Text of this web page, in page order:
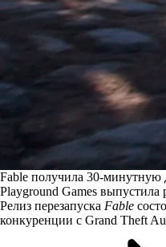
Fable получила 30-минутную
Playground Games
Релиз перезапуска Fable
конкуренции с Grand Theft